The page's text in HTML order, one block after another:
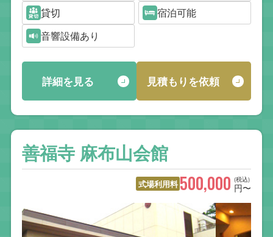
貸切
宿泊可能
音響設備あり
詳細を見る 見積もりを依頼
善福寺 麻布山会館
式場利用料 (税込)
500,000 円〜